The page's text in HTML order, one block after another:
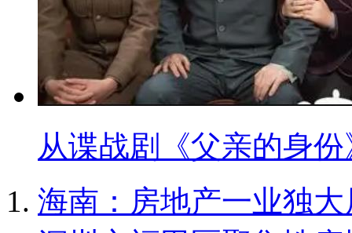
从谍战剧《父亲的身
海南：房地产一业独